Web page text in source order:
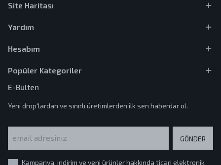
Site Haritası
Yardım
Hesabım
Popüler Kategoriler
E-Bülten
Yeni drop'lardan ve sınırlı üretimlerden ilk sen haberdar ol.
GÖNDER
Kampanya, indirim ve yeni ürünler hakkında ticari elektronik